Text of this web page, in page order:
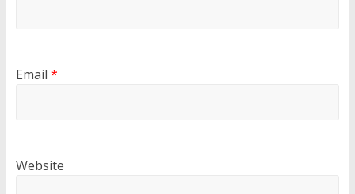
Email *
Website